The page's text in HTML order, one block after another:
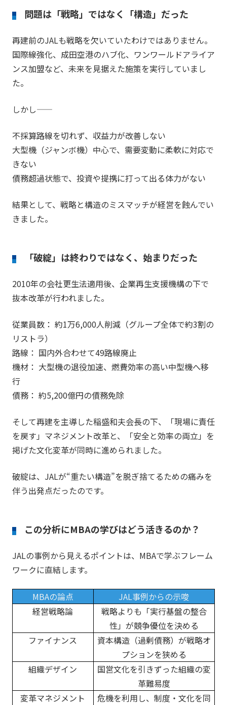
問題は「戦略」ではなく「構造」だった
再建前のJALも戦略を欠いていたわけではありません。
国際線強化、成田空港のハブ化、ワンワールドアライア
ンス加盟など、未来を見据えた施策を実行していまし
た。
しかし――
不採算路線を切れず、収益力が改善しない
大型機（ジャンボ機）中心で、需要変動に柔軟に対応で
きない
債務超過状態で、投資や提携に打って出る体力がない
結果として、戦略と構造のミスマッチが経営を蝕んでい
きました。
「破綻」は終わりではなく、始まりだった
2010年の会社更生法適用後、企業再生支援機構の下で
抜本改革が行われました。
従業員数： 約1万6,000人削減（グループ全体で約3割の
リストラ）
路線： 国内外合わせて49路線廃止
機材： 大型機の退役加速、燃費効率の高い中型機へ移
行
債務： 約5,200億円の債務免除
そして再建を主導した稲盛和夫会長の下、「現場に責任
を戻す」マネジメント改革と、「安全と効率の両立」を
掲げた文化変革が同時に進められました。
破綻は、JALが“重たい構造”を脱ぎ捨てるための痛みを
伴う出発点だったのです。
この分析にMBAの学びはどう活きるのか？
JALの事例から見えるポイントは、MBAで学ぶフレーム
ワークに直結します。
MBAの論点
JAL事例からの示唆
経営戦略論
戦略よりも「実行基盤の整合
性」が競争優位を決める
ファイナンス
資本構造（過剰債務）が戦略オ
プションを狭める
組織デザイン
国営文化を引きずった組織の変
革難易度
変革マネジメント
危機を利用し、制度・文化を同